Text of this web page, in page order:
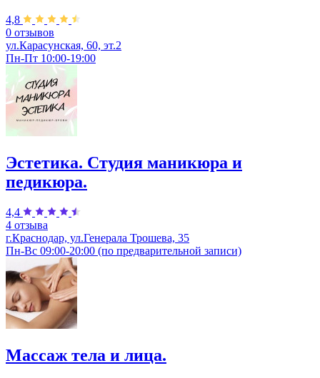
4,8
0 отзывов
ул.Карасунская, 60, эт.2
Пн-Пт 10:00-19:00
Эстетика. Студия маникюра и
педикюра.
4,4
4 отзыва
г.Краснодар, ул.Генерала Трошева, 35
Пн-Вс 09:00-20:00 (по предварительной записи)
Массаж тела и лица.